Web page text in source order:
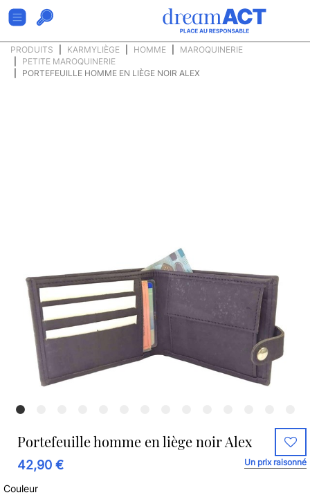
PRODUITS KARMYLIÈGE HOMME
MAROQUINERIE
PETITE MAROQUINERIE
PORTEFEUILLE HOMME EN LIÈGE NOIR ALEX
Portefeuille homme en liège noir Alex
42,90 € Un prix raisonné
Couleur